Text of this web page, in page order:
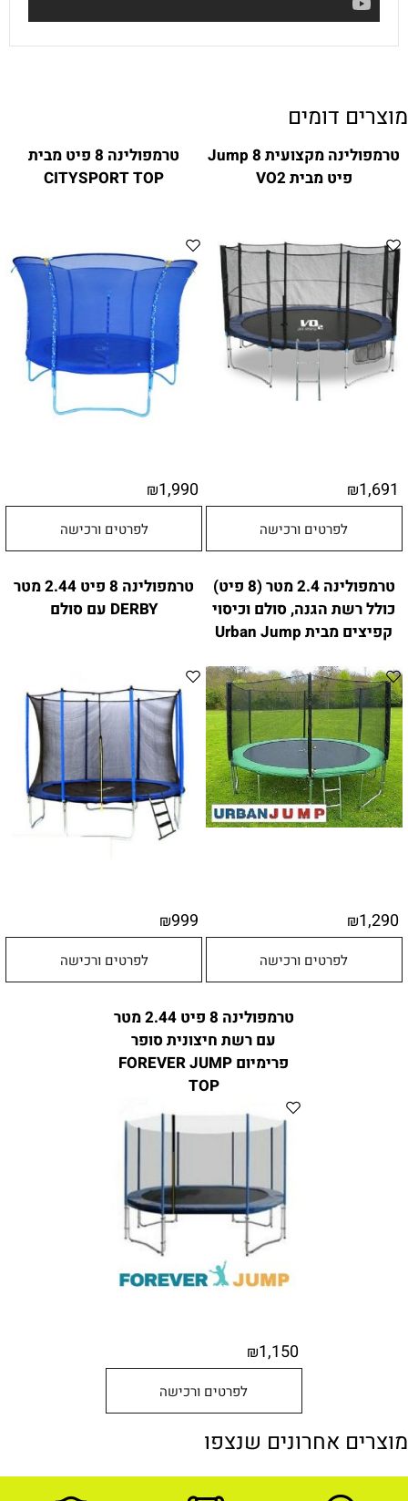
מוצרים דומים
טרמפולינה מקצועית 8 Jump
פיט מבית VO2
₪1,691
לפרטים ורכישה
טרמפולינה 8 פיט מבית
CITYSPORT TOP
₪1,990
לפרטים ורכישה
טרמפולינה 2.4 מטר (8 פיט)
כולל רשת הגנה, סולם וכיסוי
קפיצים מבית Urban Jump
₪1,290
לפרטים ורכישה
טרמפולינה 8 פיט 2.44 מטר
DERBY עם סולם
₪999
לפרטים ורכישה
טרמפולינה 8 פיט 2.44 מטר
עם רשת חיצונית סופר
פרימיום FOREVER JUMP
TOP
₪1,150
לפרטים ורכישה
מוצרים אחרונים שנצפו